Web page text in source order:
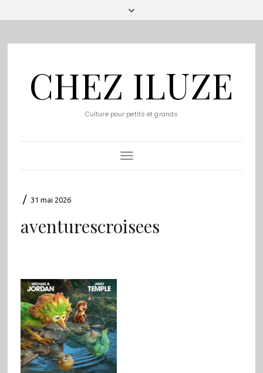
CHEZ ILUZE
Culture pour petits et grands
Toggle
Navigation
/ 31 mai 2026
aventurescroisees